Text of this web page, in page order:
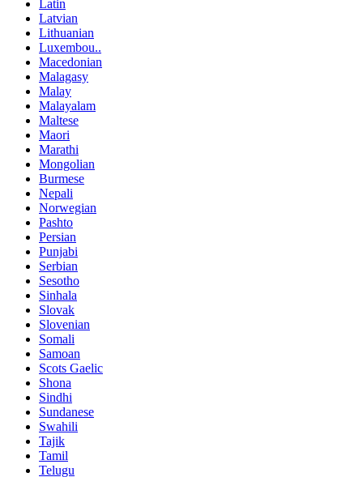
Latin
Latvian
Lithuanian
Luxembou..
Macedonian
Malagasy
Malay
Malayalam
Maltese
Maori
Marathi
Mongolian
Burmese
Nepali
Norwegian
Pashto
Persian
Punjabi
Serbian
Sesotho
Sinhala
Slovak
Slovenian
Somali
Samoan
Scots Gaelic
Shona
Sindhi
Sundanese
Swahili
Tajik
Tamil
Telugu